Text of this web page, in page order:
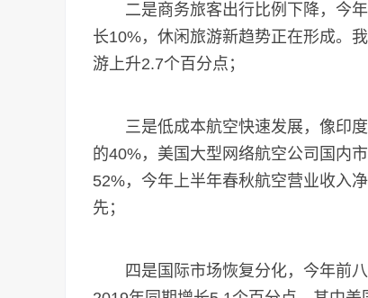
二是商务旅客出行比例下降，今年
长10%，休闲旅游新趋势正在形成。
游上升2.7个百分点；
三是低成本航空快速发展，像印度
的40%，美国大型网络航空公司国内
52%，今年上半年春秋航空营业收入
先；
四是国际市场恢复分化，今年前八